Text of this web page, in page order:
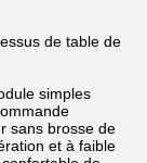
de table de
simples
sans brosse de
et à faible